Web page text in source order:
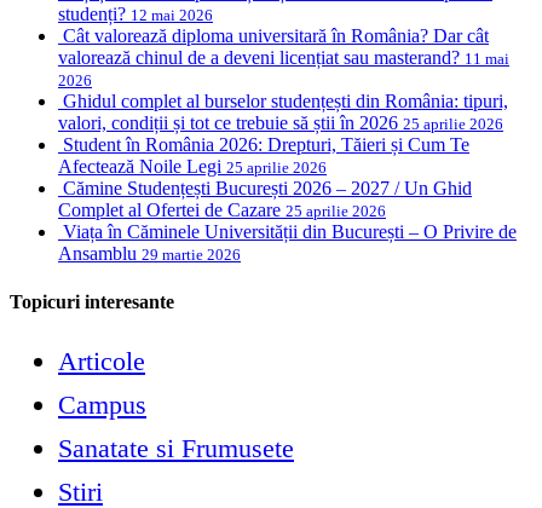
studenți? 12 mai 2026
Cât valorează diploma universitară în România? Dar cât
valorează chinul de a deveni licențiat sau masterand? 11 mai
2026
Ghidul complet al burselor studențești din România: tipuri,
valori, condiții și tot ce trebuie să știi în 2026 25 aprilie 2026
Student în România 2026: Drepturi, Tăieri și Cum Te
Afectează Noile Legi 25 aprilie 2026
Cămine Studențești București 2026 – 2027 / Un Ghid
Complet al Ofertei de Cazare 25 aprilie 2026
Viața în Căminele Universității din București – O Privire de
Ansamblu 29 martie 2026
Topicuri interesante
Articole
Campus
Sanatate si Frumusete
Stiri